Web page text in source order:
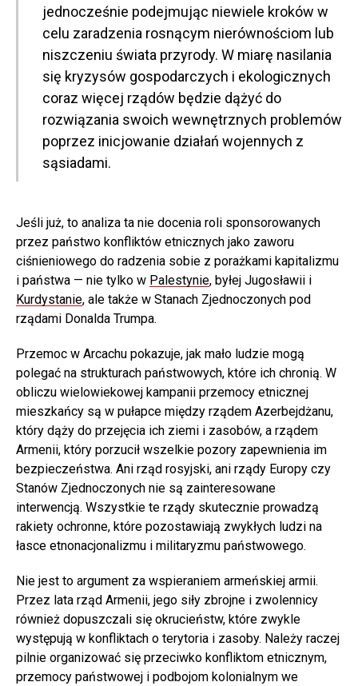
jednocześnie podejmując niewiele kroków w
celu zaradzenia rosnącym nierównościom lub
niszczeniu świata przyrody. W miarę nasilania
się kryzysów gospodarczych i ekologicznych
coraz więcej rządów będzie dążyć do
rozwiązania swoich wewnętrznych problemów
poprzez inicjowanie działań wojennych z
sąsiadami.
Jeśli już, to analiza ta nie docenia roli sponsorowanych
przez państwo konfliktów etnicznych jako zaworu
ciśnieniowego do radzenia sobie z porażkami kapitalizmu
i państwa — nie tylko w Palestynie, byłej Jugosławii i
Kurdystanie, ale także w Stanach Zjednoczonych pod
rządami Donalda Trumpa.
Przemoc w Arcachu pokazuje, jak mało ludzie mogą
polegać na strukturach państwowych, które ich chronią. W
obliczu wielowiekowej kampanii przemocy etnicznej
mieszkańcy są w pułapce między rządem Azerbejdżanu,
który dąży do przejęcia ich ziemi i zasobów, a rządem
Armenii, który porzucił wszelkie pozory zapewnienia im
bezpieczeństwa. Ani rząd rosyjski, ani rządy Europy czy
Stanów Zjednoczonych nie są zainteresowane
interwencją. Wszystkie te rządy skutecznie prowadzą
rakiety ochronne, które pozostawiają zwykłych ludzi na
łasce etnonacjonalizmu i militaryzmu państwowego.
Nie jest to argument za wspieraniem armeńskiej armii.
Przez lata rząd Armenii, jego siły zbrojne i zwolennicy
również dopuszczali się okrucieństw, które zwykle
występują w konfliktach o terytoria i zasoby. Należy raczej
pilnie organizować się przeciwko konfliktom etnicznym,
przemocy państwowej i podbojom kolonialnym we